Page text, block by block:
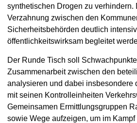
synthetischen Drogen zu verhindern.
Verzahnung zwischen den
Sicherheitsbehörden deutlich
öffentlichkeitswirksam begleitet
Der Runde Tisch soll
Zusammenarbeit zwischen den
analysieren und dabei insbesondere
mit seinen Kontrolleinheiten
Gemeinsamen Ermittlungsgruppen
sowie Wege aufzeigen, um im